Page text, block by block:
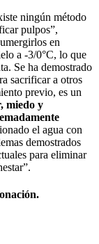
ningún método
pulpos”,
en
a -3/0°C, lo que
Se ha demostrado
sacrificar a otros
previo, es un
miedo y
el agua con
demostrados
para eliminar